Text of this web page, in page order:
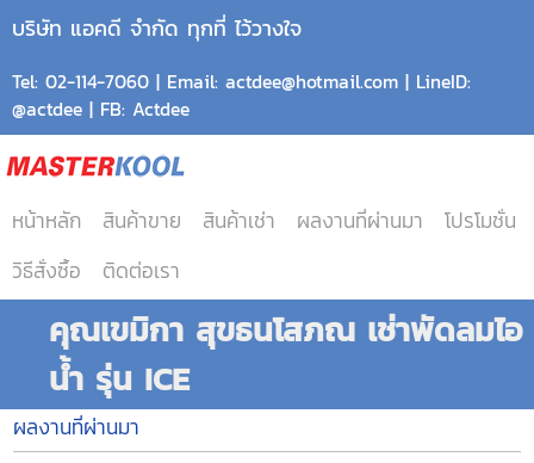
บริษัท แอคดี จำกัด ทุกที่ ไว้วางใจ
Tel: 02-114-7060 | Email: actdee@hotmail.com | LineID:
@actdee | FB: Actdee
หน้าหลัก สินค้าขาย สินค้าเช่า ผลงานที่ผ่านมา
โปรโมชั่น
วิธีสั่งซื้อ
ติดต่อเรา
คุณเขมิกา สุขธนโสภณ เช่าพัดลมไอ
น้ำ รุ่น ICE
ผลงานที่ผ่านมา